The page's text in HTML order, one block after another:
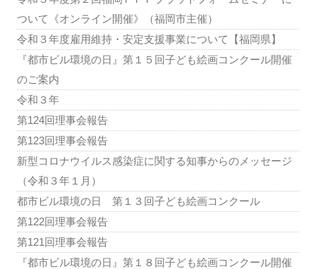
ついて《オンライン開催》（福岡市主催）
令和３年度雇用維持・安定支援事業について【福岡県】
『都市ビル環境の日』第１５回子ども絵画コンクール開催
のご案内
令和３年
第124回理事会報告
第123回理事会報告
新型コロナウイルス感染症に関する知事からのメッセージ
（令和３年１月）
都市ビル環境の日 第１３回子ども絵画コンクール
第122回理事会報告
第121回理事会報告
『都市ビル環境の日』第１８回子ども絵画コンクール開催